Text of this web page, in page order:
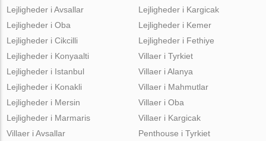
Lejligheder i Avsallar
Lejligheder i Oba
Lejligheder i Cikcilli
Lejligheder i Kargicak
Lejligheder i Kemer
Lejligheder i Fethiye
Lejligheder i Konyaalti
Lejligheder i Istanbul
Lejligheder i Konakli
Lejligheder i Mersin
Lejligheder i Marmaris
Villaer i Tyrkiet
Villaer i Alanya
Villaer i Mahmutlar
Villaer i Oba
Villaer i Kargicak
Villaer i Avsallar
Penthouse i Tyrkiet